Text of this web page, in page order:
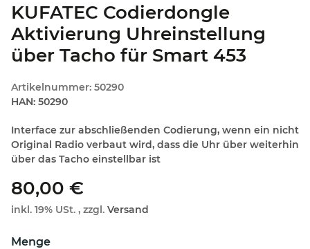
KUFATEC Codierdongle
Aktivierung Uhreinstellung
über Tacho für Smart 453
Artikelnummer: 50290
HAN: 50290
Interface zur abschließenden Codierung, wenn ein nicht
Original Radio verbaut wird, dass die Uhr über weiterhin
über das Tacho einstellbar ist
80,00 €
inkl. 19% USt. , zzgl. Versand